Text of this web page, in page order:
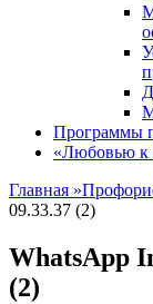
Программы
«Любовью к
Главная »
09.33.37 (2)
WhatsApp
(2)